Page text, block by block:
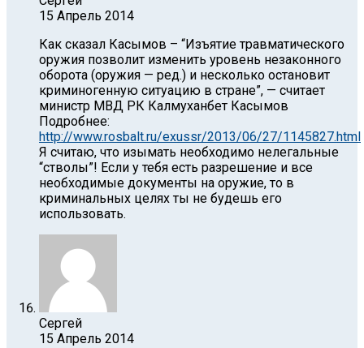
15 Апрель 2014
Как сказал Касымов – “Изъятие травматического
оружия позволит изменить уровень незаконного
оборота (оружия — ред.) и несколько остановит
криминогенную ситуацию в стране”, — считает
министр МВД РК Калмуханбет Касымов
Подробнее:
http://www.rosbalt.ru/exussr/2013/06/27/1145827.html
Я считаю, что изымать необходимо нелегальные
“стволы”! Если у тебя есть разрешение и все
необходимые документы на оружие, то в
криминальных целях ты не будешь его
использовать.
Сергей
15 Апрель 2014